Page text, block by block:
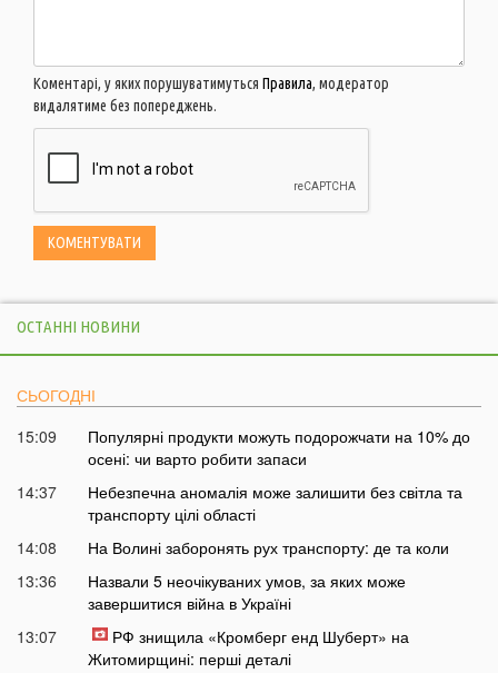
Коментарі, у яких порушуватимуться Правила, модератор
видалятиме без попереджень.
ОСТАННІ НОВИНИ
СЬОГОДНІ
15:09
Популярні продукти можуть подорожчати на 10% до
осені: чи варто робити запаси
14:37
Небезпечна аномалія може залишити без світла та
транспорту цілі області
14:08
На Волині заборонять рух транспорту: де та коли
13:36
Назвали 5 неочікуваних умов, за яких може
завершитися війна в Україні
13:07
РФ знищила «Кромберг енд Шуберт» на
Житомирщині: перші деталі